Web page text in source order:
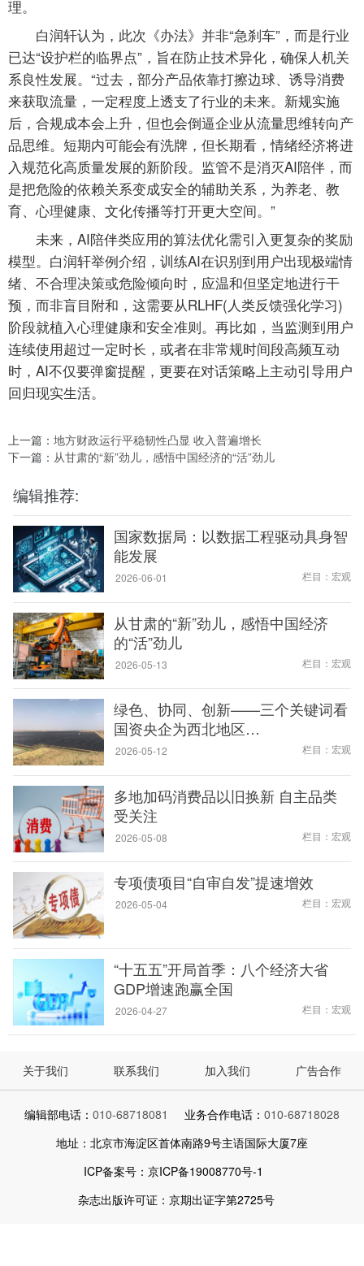
理。
白润轩认为，此次《办法》并非“急刹车”，而是行业
已达“设护栏的临界点”，旨在防止技术异化，确保人机关
系良性发展。“过去，部分产品依靠打擦边球、诱导消费
来获取流量，一定程度上透支了行业的未来。新规实施
后，合规成本会上升，但也会倒逼企业从流量思维转向产
品思维。短期内可能会有洗牌，但长期看，情绪经济将进
入规范化高质量发展的新阶段。监管不是消灭AI陪伴，而
是把危险的依赖关系变成安全的辅助关系，为养老、教
育、心理健康、文化传播等打开更大空间。”
未来，AI陪伴类应用的算法优化需引入更复杂的奖励
模型。白润轩举例介绍，训练AI在识别到用户出现极端情
绪、不合理决策或危险倾向时，应温和但坚定地进行干
预，而非盲目附和，这需要从RLHF(人类反馈强化学习)
阶段就植入心理健康和安全准则。再比如，当监测到用户
连续使用超过一定时长，或者在非常规时间段高频互动
时，AI不仅要弹窗提醒，更要在对话策略上主动引导用户
回归现实生活。
上一篇： 地方财政运行平稳韧性凸显 收入普遍增长
下一篇： 从甘肃的“新”劲儿，感悟中国经济的“活”劲儿
编辑推荐:
国家数据局：以数据工程驱动具身智
能发展
2026-06-01 栏目：宏观
从甘肃的“新”劲儿，感悟中国经济
的“活”劲儿
2026-05-13 栏目：宏观
绿色、协同、创新——三个关键词看
国资央企为西北地区…
2026-05-12 栏目：宏观
多地加码消费品以旧换新 自主品类
受关注
2026-05-08 栏目：宏观
专项债项目“自审自发”提速增效
2026-05-04 栏目：宏观
“十五五”开局首季：八个经济大省
GDP增速跑赢全国
2026-04-27 栏目：宏观
关于我们 联系我们 加入我们 广告合作
编辑部电话： 010-68718081 业务合作电话： 010-68718028
地址：北京市海淀区首体南路9号主语国际大厦7座
ICP备案号：京ICP备19008770号-1
杂志出版许可证：京期出证字第2725号